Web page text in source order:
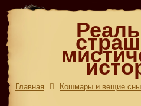
Главная Кошмары и вещие сны